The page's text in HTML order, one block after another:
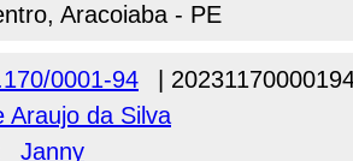
Aracoiaba - PE
0001-94
|
Araujo da Silva
Janny